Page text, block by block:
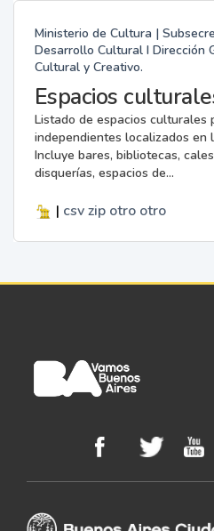
Ministerio de Cultura |
Desarrollo Cultural I Dirección
Cultural y Creativo.
Espacios
Listado de espacios culturales
independientes localizados en
Incluye bares, bibliotecas,
disquerías, espacios de...
| csv zip otro otro